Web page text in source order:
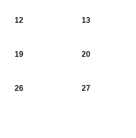
12 13
19 20
26 27